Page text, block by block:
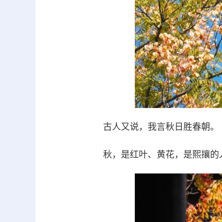
古人又说，我言秋日胜春朝。
秋，是红叶、黄花，是熙攘的